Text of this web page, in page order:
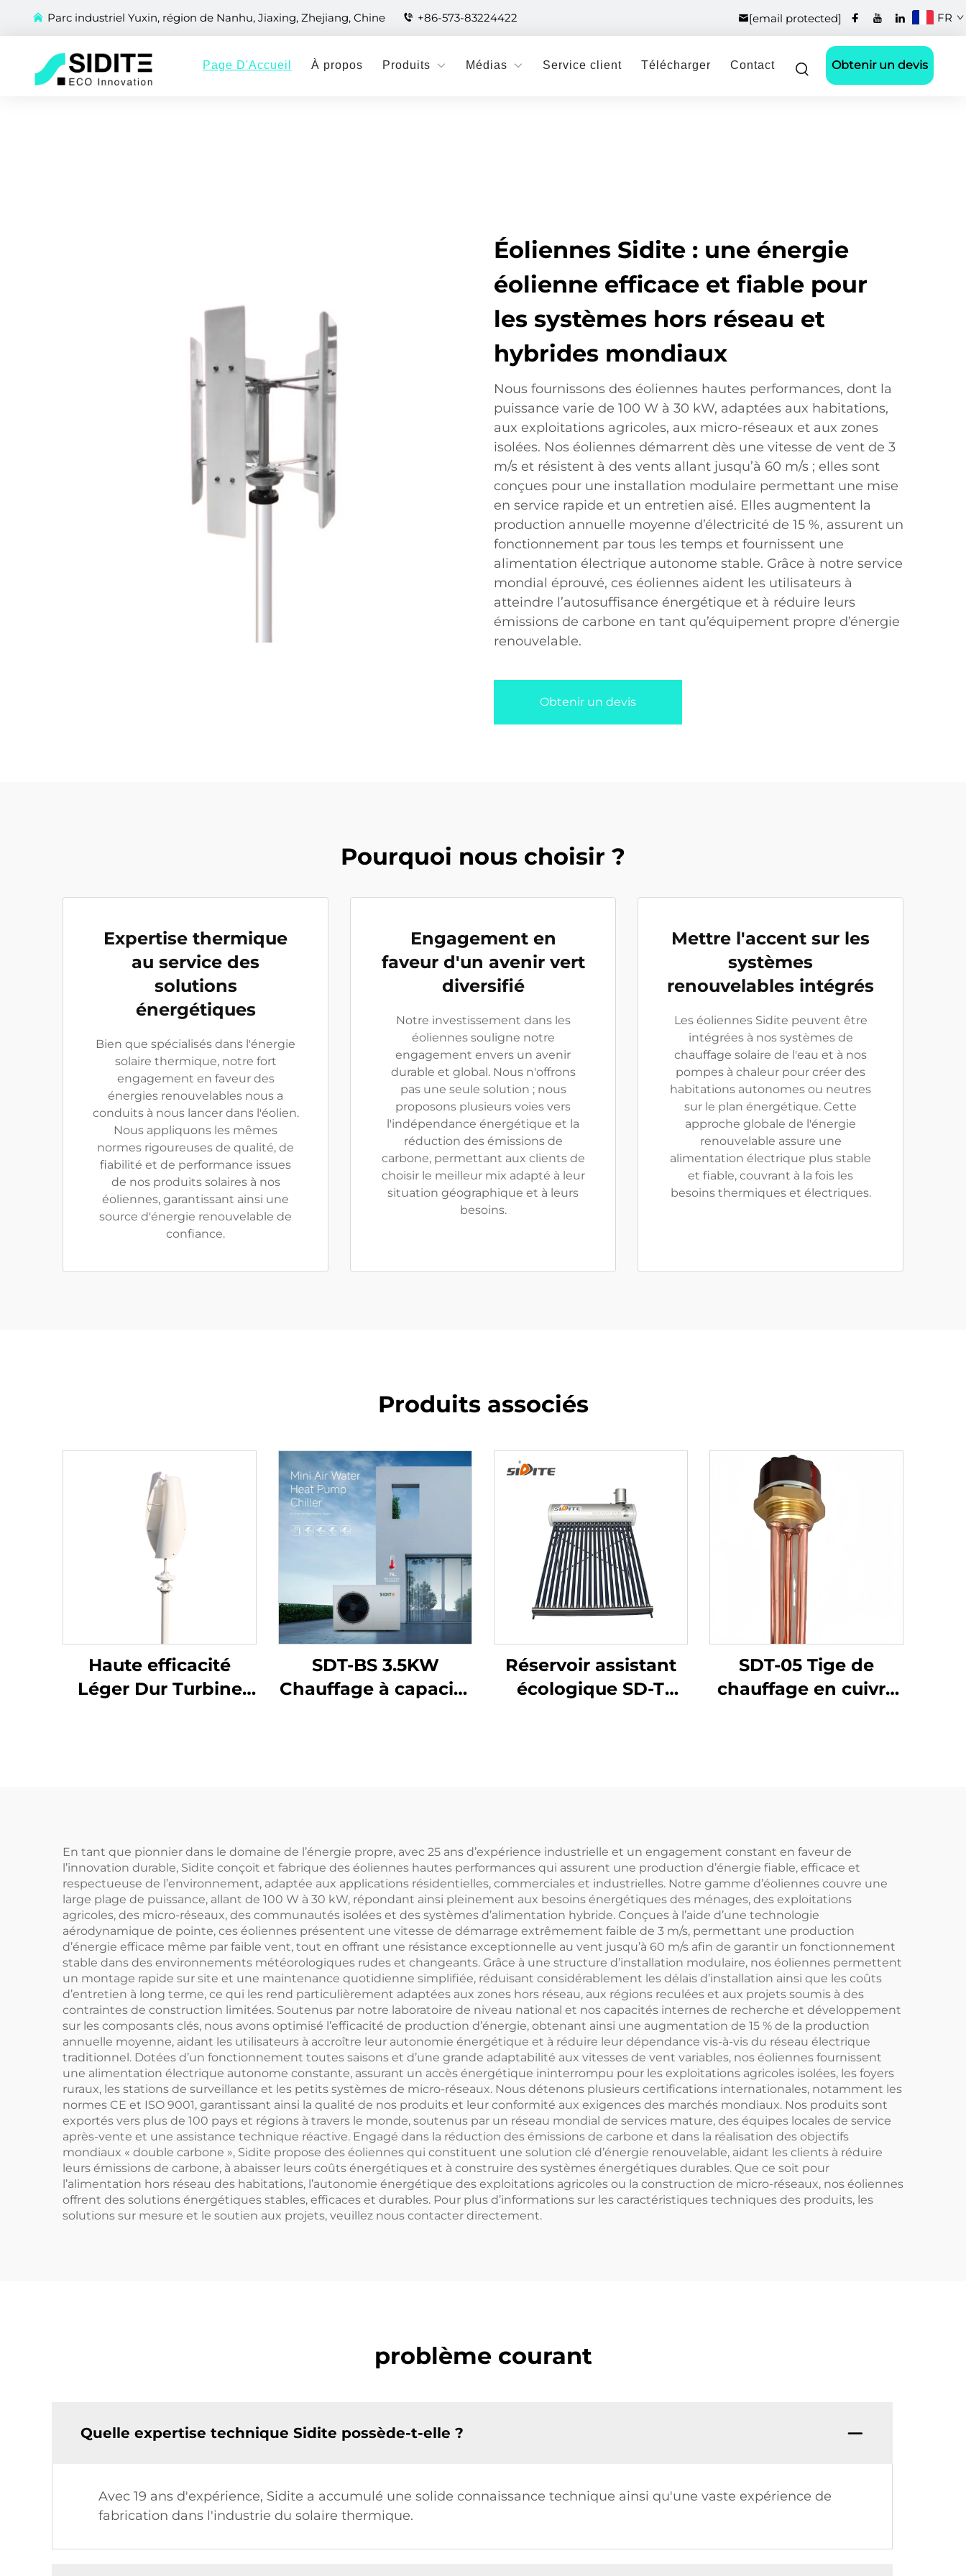
Parc industriel Yuxin, région de Nanhu, Jiaxing, Zhejiang, Chine +86-573-83224422 [email protected] FR
Page D'Accueil À propos Produits Médias Service client Télécharger Contact Obtenir un devis
Éoliennes Sidite : une énergie
éolienne efficace et fiable pour
les systèmes hors réseau et
hybrides mondiaux
Nous fournissons des éoliennes hautes performances, dont la
puissance varie de 100 W à 30 kW, adaptées aux habitations,
aux exploitations agricoles, aux micro-réseaux et aux zones
isolées. Nos éoliennes démarrent dès une vitesse de vent de 3
m/s et résistent à des vents allant jusqu’à 60 m/s ; elles sont
conçues pour une installation modulaire permettant une mise
en service rapide et un entretien aisé. Elles augmentent la
production annuelle moyenne d’électricité de 15 %, assurent un
fonctionnement par tous les temps et fournissent une
alimentation électrique autonome stable. Grâce à notre service
mondial éprouvé, ces éoliennes aident les utilisateurs à
atteindre l’autosuffisance énergétique et à réduire leurs
émissions de carbone en tant qu’équipement propre d’énergie
renouvelable.
Obtenir un devis
Pourquoi nous choisir ?
Expertise thermique
au service des
solutions
énergétiques
Bien que spécialisés dans l'énergie
solaire thermique, notre fort
engagement en faveur des
énergies renouvelables nous a
conduits à nous lancer dans l'éolien.
Nous appliquons les mêmes
normes rigoureuses de qualité, de
fiabilité et de performance issues
de nos produits solaires à nos
éoliennes, garantissant ainsi une
source d'énergie renouvelable de
confiance.
Engagement en
faveur d'un avenir vert
diversifié
Notre investissement dans les
éoliennes souligne notre
engagement envers un avenir
durable et global. Nous n'offrons
pas une seule solution ; nous
proposons plusieurs voies vers
l'indépendance énergétique et la
réduction des émissions de
carbone, permettant aux clients de
choisir le meilleur mix adapté à leur
situation géographique et à leurs
besoins.
Mettre l'accent sur les
systèmes
renouvelables intégrés
Les éoliennes Sidite peuvent être
intégrées à nos systèmes de
chauffage solaire de l'eau et à nos
pompes à chaleur pour créer des
habitations autonomes ou neutres
sur le plan énergétique. Cette
approche globale de l'énergie
renouvelable assure une
alimentation électrique plus stable
et fiable, couvrant à la fois les
besoins thermiques et électriques.
Produits associés
Haute efficacité
Léger Dur Turbine
SDT-BS 3.5KW
Chauffage à capacité
60°C/75°C pour
Réservoir assistant
écologique SD-T
extérieur dans les
hôtels
SDT-05 Tige de
chauffage en cuivre
chauffe-eau pièces
En tant que pionnier dans le domaine de l’énergie propre, avec 25 ans d’expérience industrielle et un engagement constant en faveur de
l’innovation durable, Sidite conçoit et fabrique des éoliennes hautes performances qui assurent une production d’énergie fiable, efficace et
respectueuse de l’environnement, adaptée aux applications résidentielles, commerciales et industrielles. Notre gamme d’éoliennes couvre une
large plage de puissance, allant de 100 W à 30 kW, répondant ainsi pleinement aux besoins énergétiques des ménages, des exploitations
agricoles, des micro-réseaux, des communautés isolées et des systèmes d’alimentation hybride. Conçues à l’aide d’une technologie
aérodynamique de pointe, ces éoliennes présentent une vitesse de démarrage extrêmement faible de 3 m/s, permettant une production
d’énergie efficace même par faible vent, tout en offrant une résistance exceptionnelle au vent jusqu’à 60 m/s afin de garantir un fonctionnement
stable dans des environnements météorologiques rudes et changeants. Grâce à une structure d’installation modulaire, nos éoliennes permettent
un montage rapide sur site et une maintenance quotidienne simplifiée, réduisant considérablement les délais d’installation ainsi que les coûts
d’entretien à long terme, ce qui les rend particulièrement adaptées aux zones hors réseau, aux régions reculées et aux projets soumis à des
contraintes de construction limitées. Soutenus par notre laboratoire de niveau national et nos capacités internes de recherche et développement
sur les composants clés, nous avons optimisé l’efficacité de production d’énergie, obtenant ainsi une augmentation de 15 % de la production
annuelle moyenne, aidant les utilisateurs à accroître leur autonomie énergétique et à réduire leur dépendance vis-à-vis du réseau électrique
traditionnel. Dotées d’un fonctionnement toutes saisons et d’une grande adaptabilité aux vitesses de vent variables, nos éoliennes fournissent
une alimentation électrique autonome constante, assurant un accès énergétique ininterrompu pour les exploitations agricoles isolées, les foyers
ruraux, les stations de surveillance et les petits systèmes de micro-réseaux. Nous détenons plusieurs certifications internationales, notamment les
normes CE et ISO 9001, garantissant ainsi la qualité de nos produits et leur conformité aux exigences des marchés mondiaux. Nos produits sont
exportés vers plus de 100 pays et régions à travers le monde, soutenus par un réseau mondial de services mature, des équipes locales de service
après-vente et une assistance technique réactive. Engagé dans la réduction des émissions de carbone et dans la réalisation des objectifs
mondiaux « double carbone », Sidite propose des éoliennes qui constituent une solution clé d’énergie renouvelable, aidant les clients à réduire
leurs émissions de carbone, à abaisser leurs coûts énergétiques et à construire des systèmes énergétiques durables. Que ce soit pour
l’alimentation hors réseau des habitations, l’autonomie énergétique des exploitations agricoles ou la construction de micro-réseaux, nos éoliennes
offrent des solutions énergétiques stables, efficaces et durables. Pour plus d’informations sur les caractéristiques techniques des produits, les
solutions sur mesure et le soutien aux projets, veuillez nous contacter directement.
problème courant
Quelle expertise technique Sidite possède-t-elle ?
Avec 19 ans d'expérience, Sidite a accumulé une solide connaissance technique ainsi qu'une vaste expérience de
fabrication dans l'industrie du solaire thermique.